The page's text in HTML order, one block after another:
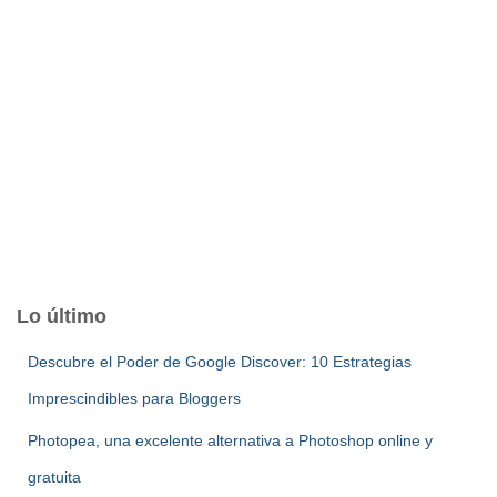
Lo último
Descubre el Poder de Google Discover: 10 Estrategias
Imprescindibles para Bloggers
Photopea, una excelente alternativa a Photoshop online y
gratuita